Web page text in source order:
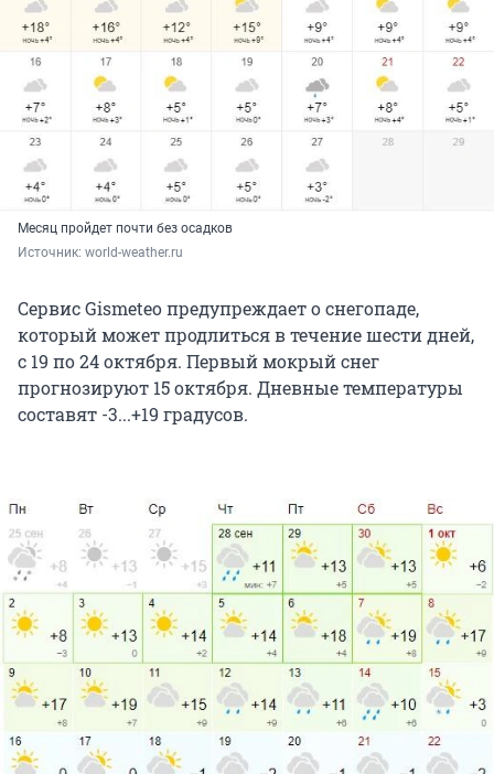
Месяц пройдет почти без осадков
Источник: world-weather.ru
Сервис Gismeteo предупреждает о снегопаде,
который может продлиться в течение шести дней,
с 19 по 24 октября. Первый мокрый снег
прогнозируют 15 октября. Дневные температуры
составят -3...+19 градусов.